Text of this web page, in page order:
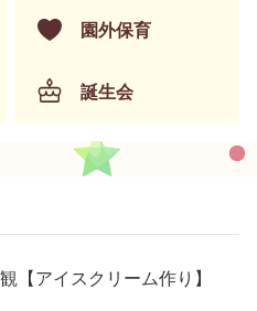
園外保育
誕生会
【アイスクリーム作り】